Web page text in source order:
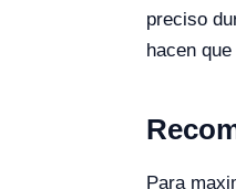
preciso
hacen
Para